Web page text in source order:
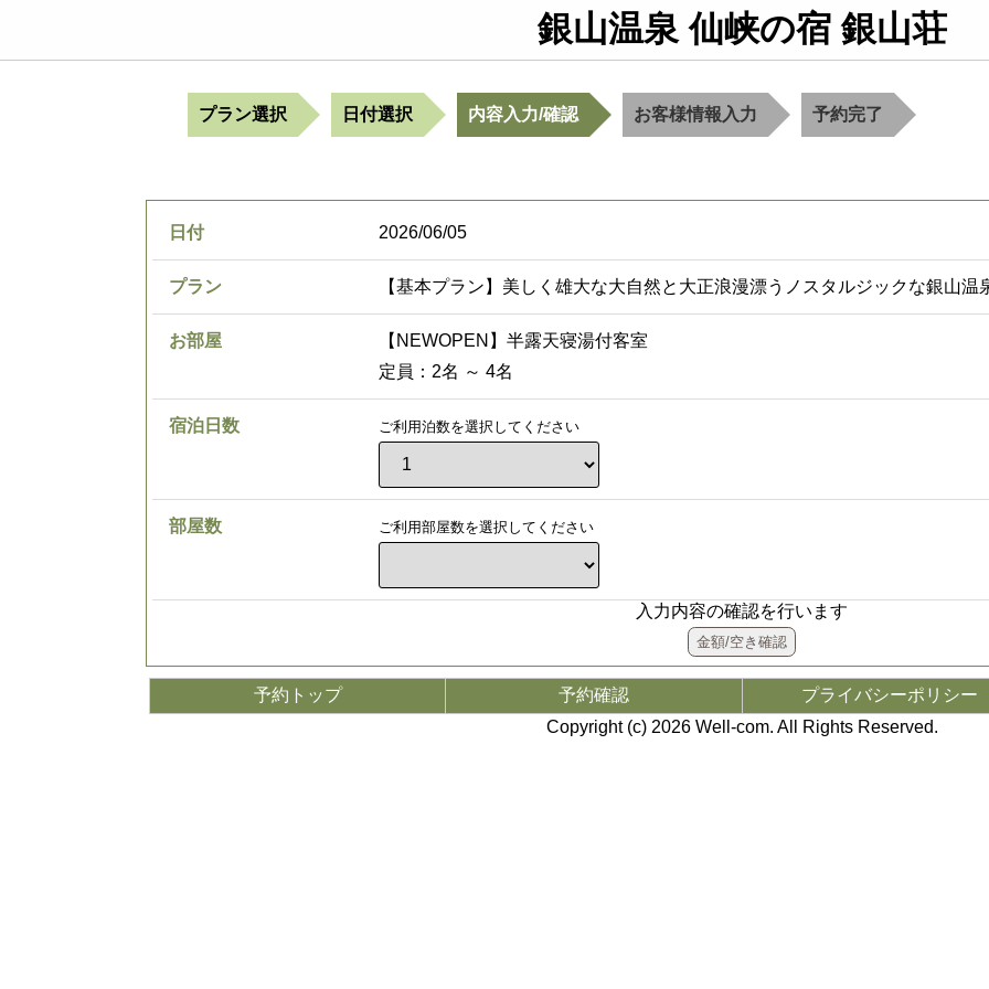
銀山温泉 仙峡の宿 銀山荘
プラン選択 日付選択 内容入力/確認 お客様情報入力 予約完了
日付 2026/06/05
プラン 【基本プラン】美しく雄大な大自然と大正浪漫漂うノスタルジックな銀山温
お部屋
【NEWOPEN】半露天寝湯付客室
定員：2名 ～ 4名
宿泊日数 ご利用泊数を選択してください
部屋数 ご利用部屋数を選択してください
入力内容の確認を行います
予約トップ 予約確認
プライバシーポリシー
Copyright (c) 2026 Well-com. All Rights Reserved.